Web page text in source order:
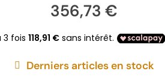
356,73 €
Derniers articles en stock